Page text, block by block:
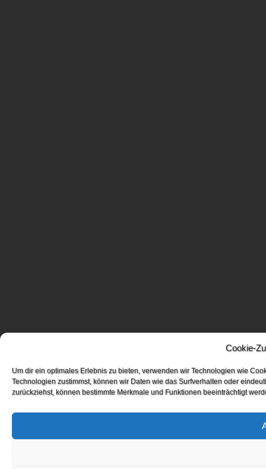
Cookie-
Um dir ein optimales Erlebnis zu bieten, verwenden wir Technologien wie
Technologien zustimmst, können wir Daten wie das Surfverhalten oder
zurückziehst, können bestimmte Merkmale und Funktionen beeinträchtigt